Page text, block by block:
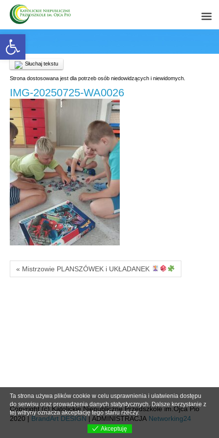
Open toolbar
Słuchaj tekstu
Strona dostosowana jest dla potrzeb osób niedowidzących i niewidomych.
IMG-20250725-WA0026
« Mistrzowie PLANSZÓWEK i UKŁADANEK
Copyright (c) Katolickie Niepubliczne Przedszkole im.Ojca Pio
2020 | BrandArt DESIGN | ADMINISTRACJA Networking24
Ta strona używa plików cookie w celu usprawnienia i ułatwienia dostępu
do serwisu oraz prowadzenia danych statystycznych. Dalsze korzystanie z
tej witryny oznacza akceptację tego stanu rzeczy.
Akceptuję